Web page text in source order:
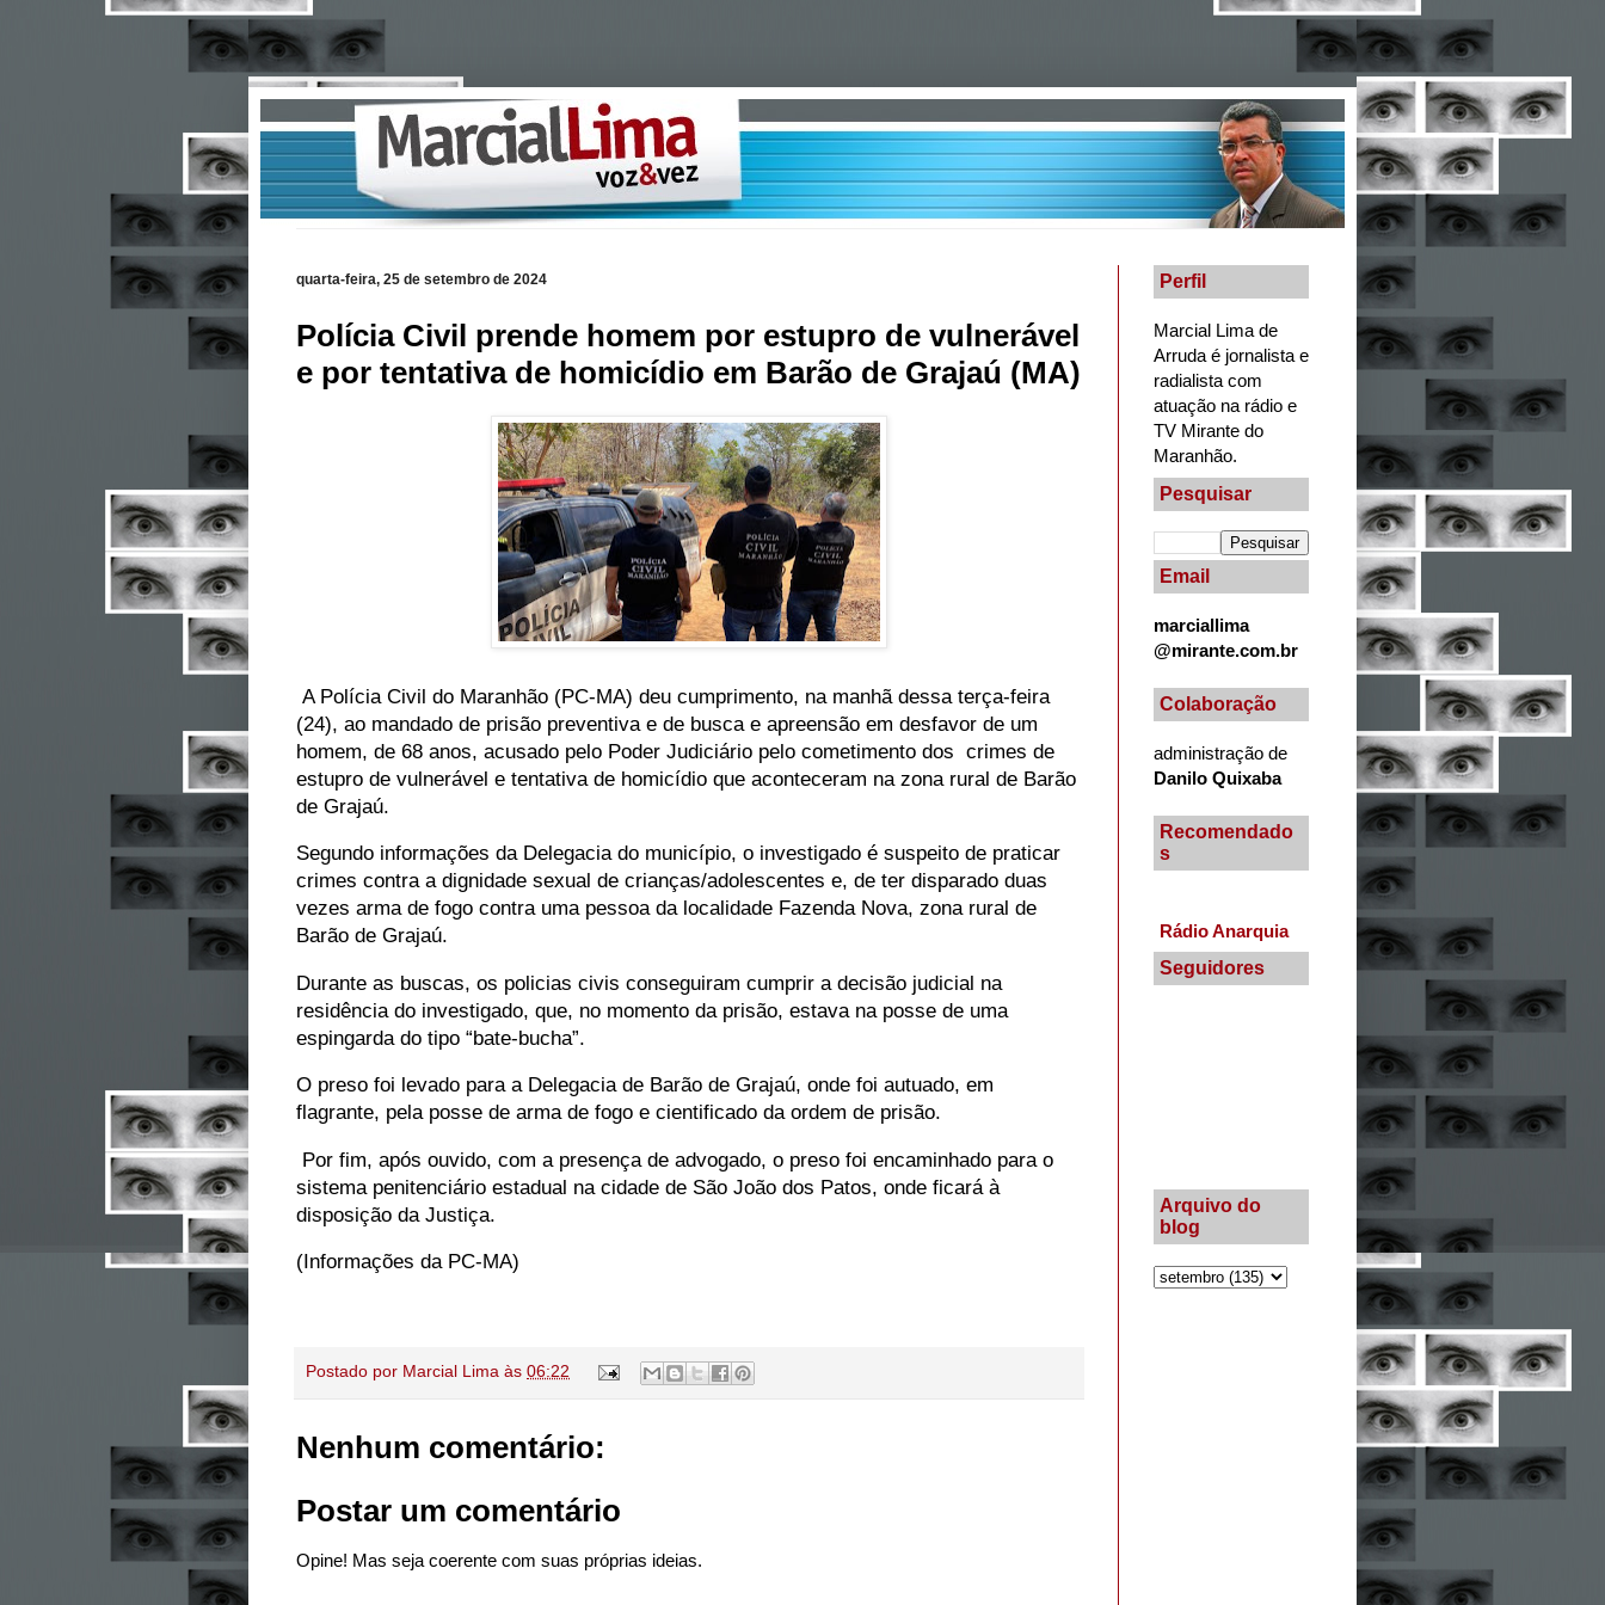
quarta-feira, 25 de setembro de 2024
Polícia Civil prende homem por estupro de vulnerável
e por tentativa de homicídio em Barão de Grajaú (MA)
A Polícia Civil do Maranhão (PC-MA) deu cumprimento, na manhã dessa terça-feira
(24), ao mandado de prisão preventiva e de busca e apreensão em desfavor de um
homem, de 68 anos, acusado pelo Poder Judiciário pelo cometimento dos crimes de
estupro de vulnerável e tentativa de homicídio que aconteceram na zona rural de Barão
de Grajaú.
Segundo informações da Delegacia do município, o investigado é suspeito de praticar
crimes contra a dignidade sexual de crianças/adolescentes e, de ter disparado duas
vezes arma de fogo contra uma pessoa da localidade Fazenda Nova, zona rural de
Barão de Grajaú.
Durante as buscas, os policias civis conseguiram cumprir a decisão judicial na
residência do investigado, que, no momento da prisão, estava na posse de uma
espingarda do tipo “bate-bucha”.
O preso foi levado para a Delegacia de Barão de Grajaú, onde foi autuado, em
flagrante, pela posse de arma de fogo e cientificado da ordem de prisão.
Por fim, após ouvido, com a presença de advogado, o preso foi encaminhado para o
sistema penitenciário estadual na cidade de São João dos Patos, onde ficará à
disposição da Justiça.
(Informações da PC-MA)
Postado por Marcial Lima às 06:22
Nenhum comentário:
Postar um comentário
Opine! Mas seja coerente com suas próprias ideias.
Perfil
Marcial Lima de
Arruda é jornalista e
radialista com
atuação na rádio e
TV Mirante do
Maranhão.
Pesquisar
Email
marciallima
@mirante.com.br
Colaboração
administração de
Danilo Quixaba
Recomendado
s
Rádio Anarquia
Seguidores
Arquivo do
blog